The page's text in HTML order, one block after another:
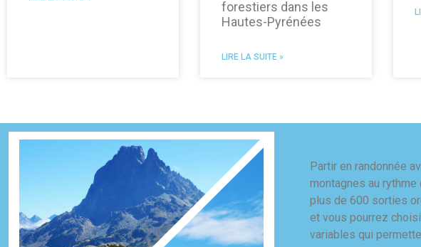
forestiers dans les
Hautes-Pyrénées
LIRE LA SUITE »
Partir en randonnée
montagnes au rythme
plus de 600 sorties
et vous pourrez
variables qui